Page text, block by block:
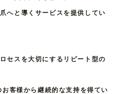
へと導くサービスを提供してい
セスを大切にするリピート型の
客様から継続的な支持を得てい